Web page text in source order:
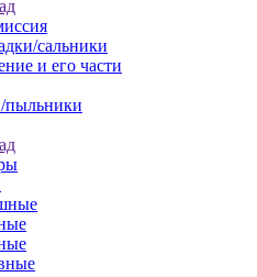
сальники
и его части